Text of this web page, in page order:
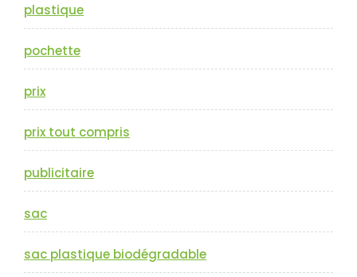
plastique
pochette
prix
prix tout compris
publicitaire
sac
sac plastique biodégradable